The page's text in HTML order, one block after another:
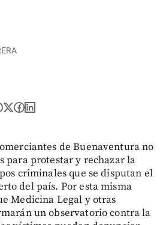
de Buenaventura no
para protestar y rechazar la
criminales que se disputan el
del país. Por esta misma
Medicina Legal y otras
un observatorio contra la